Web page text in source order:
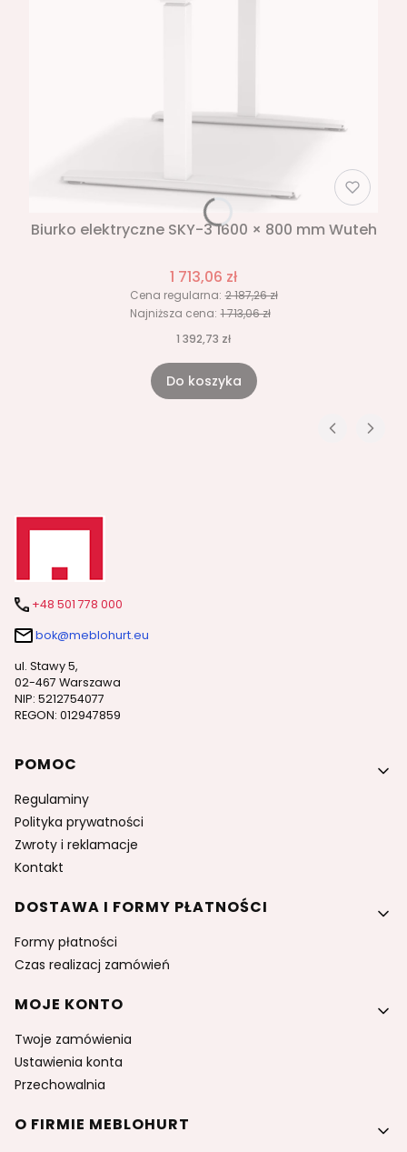
Biurko elektryczne SKY-3 1600 × 800 mm Wuteh
1 713,06 zł
Cena regularna: 2 187,26 zł
Najniższa cena: 1 713,06 zł
1 392,73 zł
Do koszyka
+48 501 778 000
bok@meblohurt.eu
ul. Stawy 5,
02-467 Warszawa
NIP: 5212754077
REGON: 012947859
Linki w stopce
POMOC
Regulaminy
Polityka prywatności
Zwroty i reklamacje
Kontakt
DOSTAWA I FORMY PŁATNOŚCI
Formy płatności
Czas realizacj zamówień
MOJE KONTO
Twoje zamówienia
Ustawienia konta
Przechowalnia
O FIRMIE MEBLOHURT